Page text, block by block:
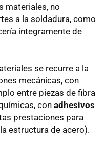
materiales, no
a la soldadura, como
íntegramente de
se recurre a la
mecánicas, con
entre piezas de fibra
con adhesivos
prestaciones para
estructura de acero).